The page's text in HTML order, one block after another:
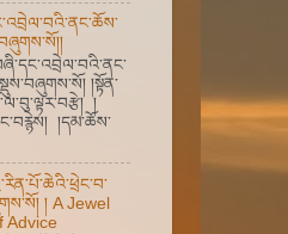
།སྟོན་
།
།དམ་ཆོས་
། A Jewel
Advice